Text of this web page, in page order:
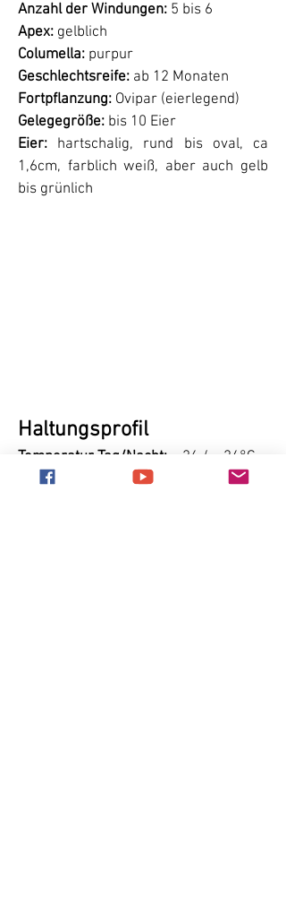
Anzahl der Windungen: 5 bis 6
Apex: gelblich
Columella: purpur
Geschlechtsreife: ab 12 Monaten
Fortpflanzung: Ovipar (eierlegend)
Gelegegröße: bis 10 Eier
Eier: hartschalig, rund bis oval, ca
1,6cm, farblich weiß, aber auch gelb
bis grünlich
Haltungsprofil
Temperatur Tag/Nacht:
~ 26 / ~ 24°C
Luftfeuchtigkeit:
80-90 %